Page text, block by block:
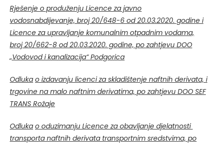
Rješenje o produženju Licence za javno
vodosnabdijevanje, broj 20/648-6 od 20.03.2020. godine i
Licence za upravljanje komunalnim otpadnim vodama,
broj 20/662-8 od 20.03.2020. godine, po zahtjevu DOO
„Vodovod i kanalizacija“ Podgorica
Odluka o izdavanju licenci za skladištenje naftnih derivata, i
trgovine na malo naftnim derivatima, po zahtjevu DOO SEF
TRANS Rožaje
Odluka o oduzimanju Licence za obavljanje djelatnosti
transporta naftnih derivata transportnim sredstvima, po